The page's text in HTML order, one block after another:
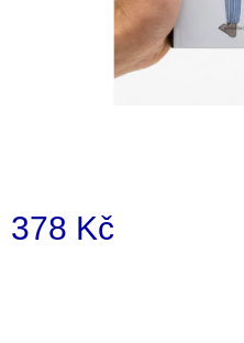
378 Kč